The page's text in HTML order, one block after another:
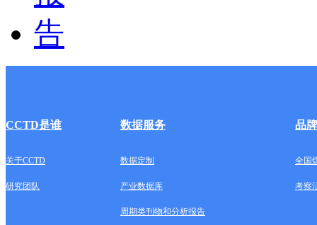
CCTD是谁 数据服务 品
关于CCTD 数据定制 全国
研究团队 产业数据库 考察
周期类刊物和分析报告